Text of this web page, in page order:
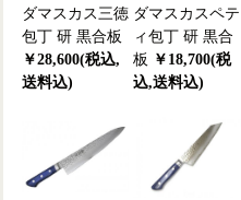
ダマスカス三徳
包丁 研 黒合板
￥28,600(税込,
送料込)
ダマスカスペテ
ィ包丁 研 黒合
板 ￥18,700(税
込,送料込)